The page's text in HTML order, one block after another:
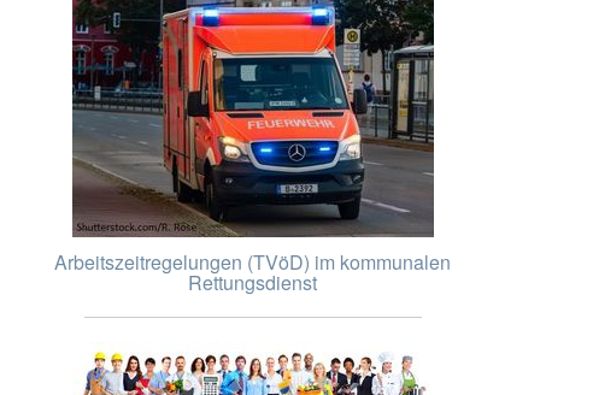
Arbeitszeitregelungen (TVöD) im kommunalen
Rettungsdienst